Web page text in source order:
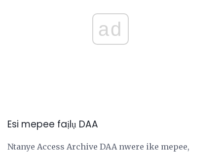
ad
Esi mepee faịlụ DAA
Ntanye Access Archive DAA nwere ike mepee,